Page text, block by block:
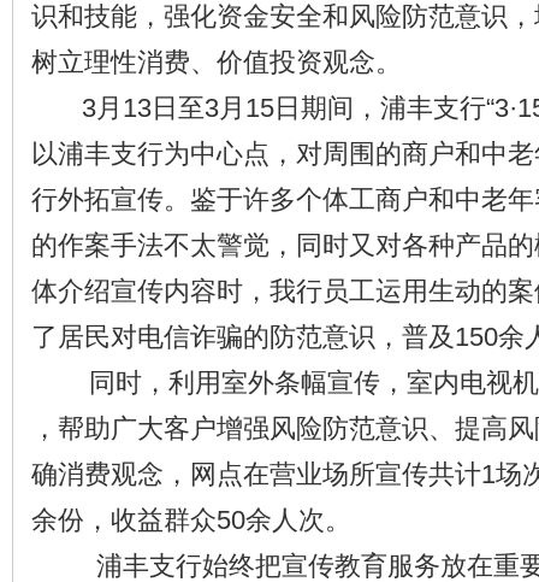
识和技能，强化资金安全和风险防范意识
树立理性消费、价值投资观念。
3月13日至3月15日期间，浦丰支行
以浦丰支行为中心点，对周围的商户和中
行外拓宣传。鉴于许多个体工商户和中老
的作案手法不太警觉，同时又对各种产品
体介绍宣传内容时，我行员工运用生动的
了居民对电信诈骗的防范意识，普及150余
同时，利用室外条幅宣传，室内电视机
，帮助广大客户增强风险防范意识、提高
确消费观念，网点在营业场所宣传共计1场
余份，收益群众50余人次。
浦丰支行始终把宣传教育服务放在重